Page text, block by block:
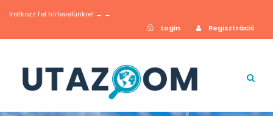
Iratkozz fel hírlevelünkre! → →
Login
Regisztráció